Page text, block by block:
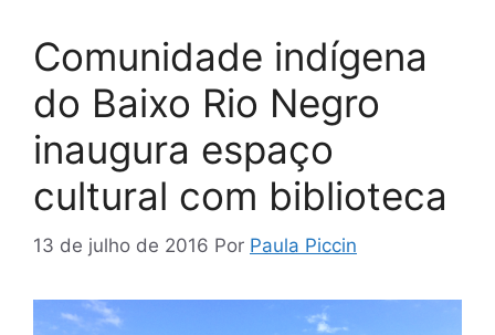
Comunidade indígena
do Baixo Rio Negro
inaugura espaço
cultural com biblioteca
13 de julho de 2016 Por Paula Piccin